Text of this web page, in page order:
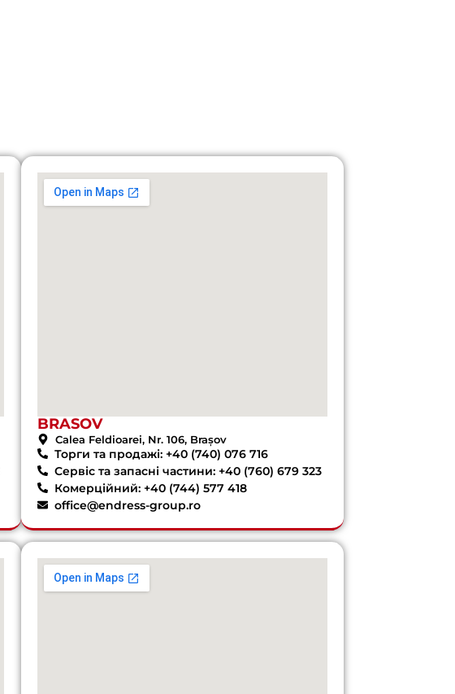
BRASOV
Calea Feldioarei, Nr. 106, Brașov
Торги та продажі: +40 (740) 076 716
Сервіс та запасні частини: +40 (760) 679 323
Комерційний: +40 (744) 577 418
office@endress-group.ro